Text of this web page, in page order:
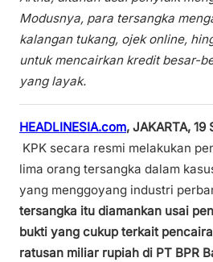
Modusnya, para tersangka
kalangan tukang, ojek online,
untuk mencairkan kredit besar-
yang layak.
HEADLINESIA.com, JAKARTA, 19
KPK secara resmi melakukan
lima orang tersangka dalam
yang menggoyang industri
tersangka itu diamankan usai
bukti yang cukup terkait
ratusan miliar rupiah di PT BPR